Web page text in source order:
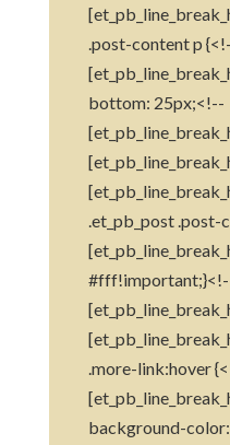
.post-content p
bottom: 25px;<!--
.et_pb_post .post-
.more-link:hover
background-